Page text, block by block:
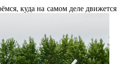
куда на самом деле